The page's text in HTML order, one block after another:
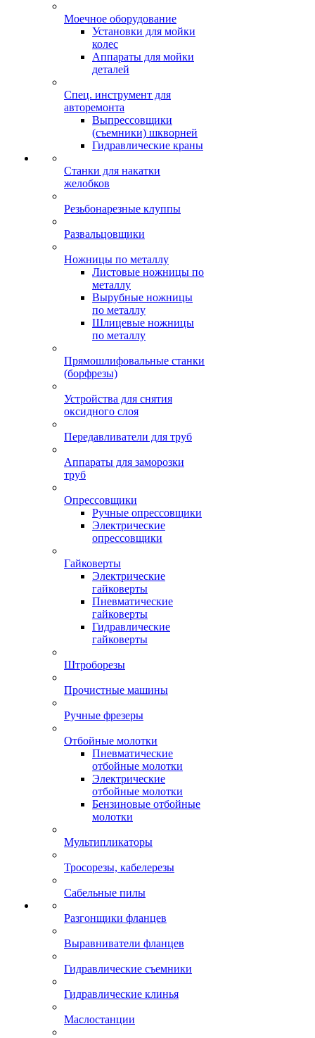
Моечное оборудование
Установки для мойки
колес
Аппараты для мойки
деталей
Спец. инструмент для
авторемонта
Выпрессовщики
(съемники) шкворней
Гидравлические краны
Станки для накатки
желобков
Резьбонарезные клуппы
Развальцовщики
Ножницы по металлу
Листовые ножницы по
металлу
Вырубные ножницы
по металлу
Шлицевые ножницы
по металлу
Прямошлифовальные станки
(борфрезы)
Устройства для снятия
оксидного слоя
Передавливатели для труб
Аппараты для заморозки
труб
Опрессовщики
Ручные опрессовщики
Электрические
опрессовщики
Гайковерты
Электрические
гайковерты
Пневматические
гайковерты
Гидравлические
гайковерты
Штроборезы
Прочистные машины
Ручные фрезеры
Отбойные молотки
Пневматические
отбойные молотки
Электрические
отбойные молотки
Бензиновые отбойные
молотки
Мультипликаторы
Тросорезы, кабелерезы
Сабельные пилы
Разгонщики фланцев
Выравниватели фланцев
Гидравлические съемники
Гидравлические клинья
Маслостанции